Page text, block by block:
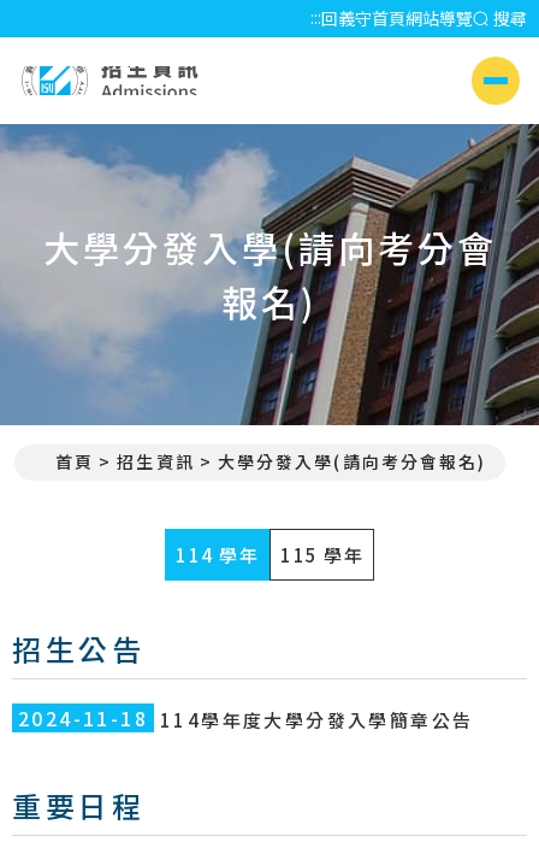
:::回義守首頁網站導覽 搜尋
側選單
大學分發入學(請向考分會
報名)
首頁 招生資訊 大學分發入學(請向考分會報名)
114 學年 115 學年
招生公告
2024-11-18 114學年度大學分發入學簡章公告
重要日程